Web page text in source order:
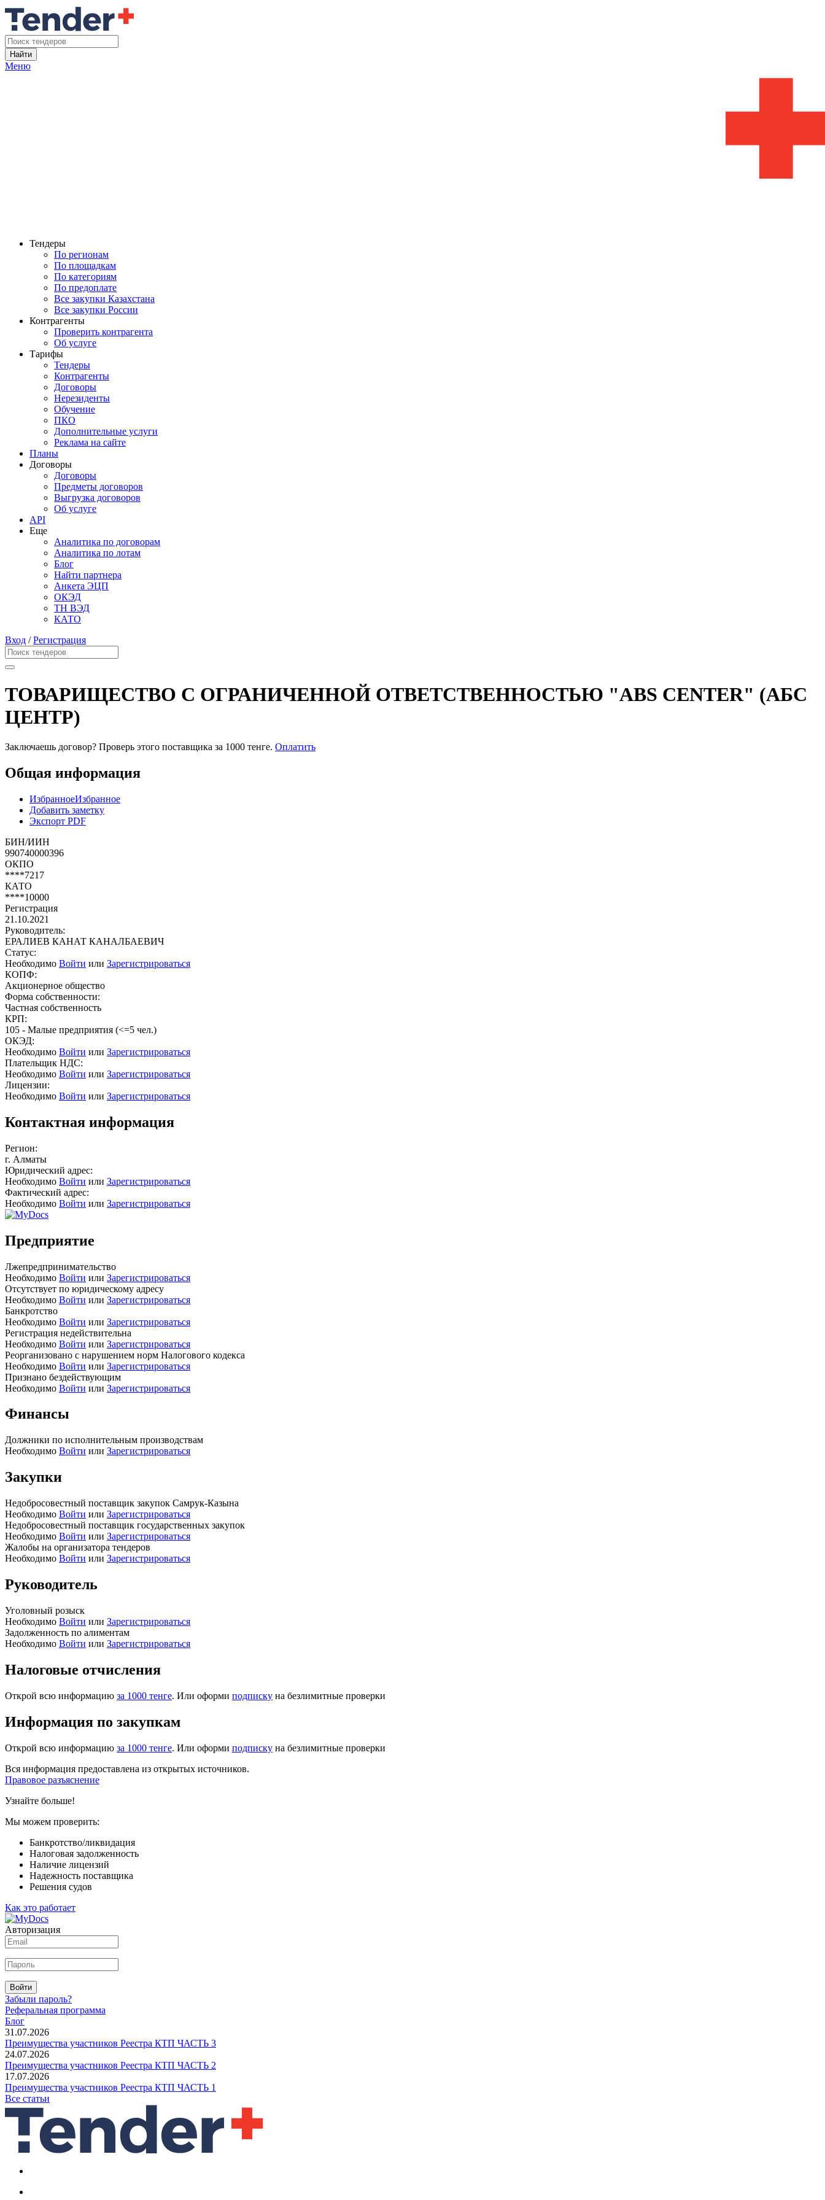
Найти
Меню
Тендеры
По регионам
По площадкам
По категориям
По предоплате
Все закупки Казахстана
Все закупки России
Контрагенты
Проверить контрагента
Об услуге
Тарифы
Тендеры
Контрагенты
Договоры
Нерезиденты
Обучение
ПКО
Дополнительные услуги
Реклама на сайте
Планы
Договоры
Договоры
Предметы договоров
Выгрузка договоров
Об услуге
API
Еще
Аналитика по договорам
Аналитика по лотам
Блог
Найти партнера
Анкета ЭЦП
ОКЭД
ТН ВЭД
КАТО
Вход /Регистрация
ТОВАРИЩЕСТВО С ОГРАНИЧЕННОЙ ОТВЕТСТВЕННОСТЬЮ "ABS CENTER" (АБС
ЦЕНТР)
Заключаешь договор? Проверь этого поставщика за 1000 тенге. Оплатить
Общая информация
ИзбранноеИзбранное
Добавить заметку
Экспорт PDF
БИН/ИИН
990740000396
ОКПО
****7217
КАТО
****10000
Регистрация
21.10.2021
Руководитель:
ЕРАЛИЕВ КАНАТ КАНАЛБАЕВИЧ
Статус:
Необходимо Войти или Зарегистрироваться
КОПФ:
Акционерное общество
Форма собственности:
Частная собственность
КРП:
105 - Малые предприятия (<=5 чел.)
ОКЭД:
Необходимо Войти или Зарегистрироваться
Плательщик НДС:
Необходимо Войти или Зарегистрироваться
Лицензии:
Необходимо Войти или Зарегистрироваться
Контактная информация
Регион:
г. Алматы
Юридический адрес:
Необходимо Войти или Зарегистрироваться
Фактический адрес:
Необходимо Войти или Зарегистрироваться
Предприятие
Лжепредпринимательство
Необходимо Войти или Зарегистрироваться
Отсутствует по юридическому адресу
Необходимо Войти или Зарегистрироваться
Банкротство
Необходимо Войти или Зарегистрироваться
Регистрация недействительна
Необходимо Войти или Зарегистрироваться
Реорганизовано с нарушением норм Налогового кодекса
Необходимо Войти или Зарегистрироваться
Признано бездействующим
Необходимо Войти или Зарегистрироваться
Финансы
Должники по исполнительным производствам
Необходимо Войти или Зарегистрироваться
Закупки
Недобросовестный поставщик закупок Самрук-Казына
Необходимо Войти или Зарегистрироваться
Недобросовестный поставщик государственных закупок
Необходимо Войти или Зарегистрироваться
Жалобы на организатора тендеров
Необходимо Войти или Зарегистрироваться
Руководитель
Уголовный розыск
Необходимо Войти или Зарегистрироваться
Задолженность по алиментам
Необходимо Войти или Зарегистрироваться
Налоговые отчисления
Открой всю информацию за 1000 тенге. Или оформи подписку на безлимитные проверки
Информация по закупкам
Открой всю информацию за 1000 тенге. Или оформи подписку на безлимитные проверки
Вся информация предоставлена из открытых источников.
Правовое разъяснение
Узнайте больше!
Мы можем проверить:
Банкротство/ликвидация
Налоговая задолженность
Наличие лицензий
Надежность поставщика
Решения судов
Как это работает
Авторизация
Войти
Забыли пароль?
Реферальная программа
Блог
31.07.2026
Преимущества участников Реестра КТП ЧАСТЬ 3
24.07.2026
Преимущества участников Реестра КТП ЧАСТЬ 2
17.07.2026
Преимущества участников Реестра КТП ЧАСТЬ 1
Все статьи